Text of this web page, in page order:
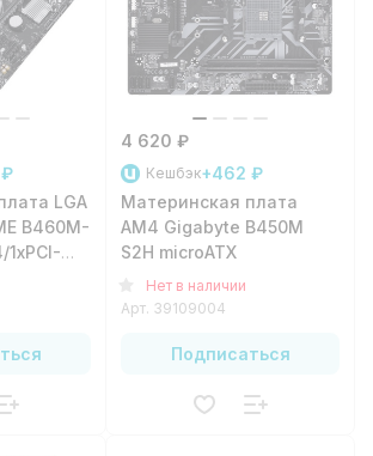
LGA
B460M-
1xPCI-
4xUSB3.2/2xUSB2.0/1xPS/2/1xDVI-
4 620 ₽
Кешбэк+462 ₽
Материнская плата
AM4 Gigabyte B450M
S2H microATX
Нет в наличии
Арт. 39109004
Подписаться